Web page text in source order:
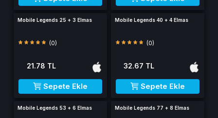
Mobile Legends 25 + 3 Elmas
(0)
21.78 TL
Sepete Ekle
Mobile Legends 40 + 4 Elmas
(0)
32.67 TL
Sepete Ekle
Mobile Legends 53 + 6 Elmas Mobile Legends 77 + 8 Elmas